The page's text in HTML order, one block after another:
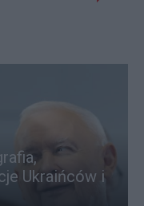
Ukraińców i